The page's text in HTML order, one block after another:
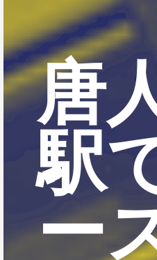
唐
駅
ー